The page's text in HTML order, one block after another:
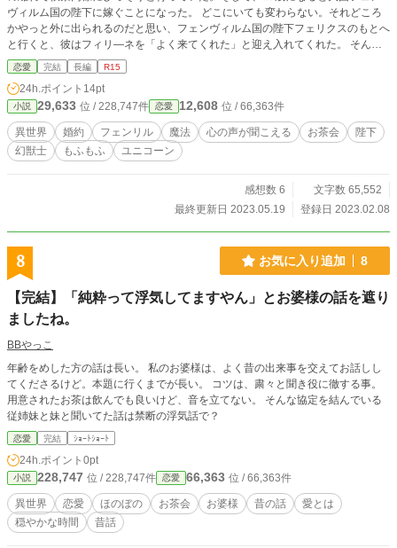
ありのタグを選んでいますが、修道女達が調教されるのではなく修道女達が書く
物語に出てくる男性達が調教されるものです。 思い付きで書いたのでガバガバ
設定+設定に矛盾がある+ご都合主義。オムニバス形式です。
ヴィルム国の陛下に嫁ぐことになった。 どこにいても変わらない。それどころ
かやっと外に出られるのだと思い、フェンヴィルム国の陛下フェリクスのもとへ
と行くと、彼はフィリ―ネを「よく来てくれた」と迎え入れてくれた。 そんな
フィリ―ネに、フェリクスは毎日一緒にお茶をして欲しいと頼んでくる。 そん
なある日フェリクスの幻獣フェンリルに出会う。話相手のいないフィリ―ネはフ
ェンリルと話がしたくて「心を通わせたい」とフェンリルに願う。 望んだとお
りフェンリルと言葉が通じるようになったが、フェンリルの幻獣士フェリクスに
まで異変が起きてしまい……お互いの心の声が聞こえるようになってしまった。
心の声が聞こえるのは、フェンリル様だけで十分なのですが！ ※あらすじは
時々書き直します！
恋愛 完結 長編 R15
24h.ポイント 14pt
小説 29,633 位 / 228,747件 恋愛 12,608 位 / 66,363件
異世界 婚約 フェンリル 魔法 心の声が聞こえる お茶会
陛下
幻獣士
もふもふ ユニコーン
感想数 6
文字数 65,552
最終更新日 2023.05.19
登録日 2023.02.08
8 お気に入り追加 8
【完結】「純粋って浮気してますやん」とお婆様の話を遮り
ましたね。
BBやっこ
年齢をめした方の話は長い。 私のお婆様は、よく昔の出来事を交えてお話しし
てくださるけど。本題に行くまでが長い。 コツは、粛々と聞き役に徹する事。
用意されたお茶は飲んでも良いけど、音を立てない。 そんな協定を結んでいる
従姉妹と妹と聞いてた話は禁断の浮気話で？
恋愛 完結 ｼｮｰﾄｼｮｰﾄ
24h.ポイント 0pt
小説 228,747 位 / 228,747件 恋愛 66,363 位 / 66,363件
異世界 恋愛 ほのぼの お茶会 お婆様 昔の話
愛とは
穏やかな時間
昔話